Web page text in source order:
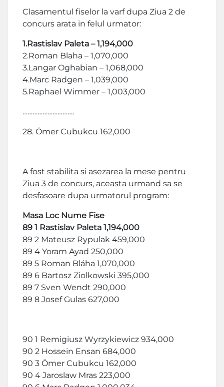
Clasamentul fiselor la varf dupa Ziua 2 de
concurs arata in felul urmator:
1.Rastislav Paleta – 1,194,000
2.Roman Blaha – 1,070,000
3.Langar Oghabian – 1,068,000
4.Marc Radgen – 1,039,000
5.Raphael Wimmer – 1,003,000
………………………….
28. Ömer Cubukcu 162,000
A fost stabilita si asezarea la mese pentru
Ziua 3 de concurs, aceasta urmand sa se
desfasoare dupa urmatorul program:
Masa Loc Nume Fise
89 1 Rastislav Paleta 1,194,000
89 2 Mateusz Rypulak 459,000
89 4 Yoram Ayad 250,000
89 5 Roman Bláha 1,070,000
89 6 Bartosz Ziolkowski 395,000
89 7 Sven Wendt 290,000
89 8 Josef Gulas 627,000
90 1 Remigiusz Wyrzykiewicz 934,000
90 2 Hossein Ensan 684,000
90 3 Ömer Cubukcu 162,000
90 4 Jaroslaw Mras 223,000